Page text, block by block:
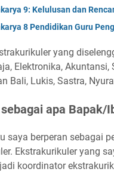
9: Kelulusan dan
8 Pendidikan Guru
yang
Elektronika, Akuntansi,
Bali, Lukis, Sastra,
apa Bapak/
saya berperan sebagai
Ekstrakurikuler yang
koordinator